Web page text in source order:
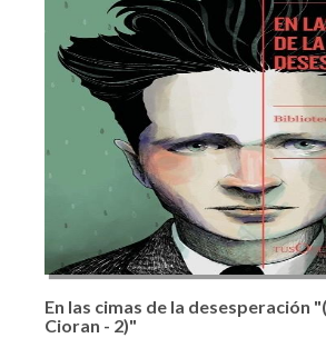
En las cimas de la desesperación
Cioran - 2)"